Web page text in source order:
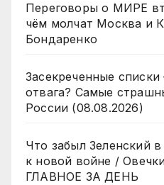
Переговоры о МИРЕ
чём молчат Москва и
Бондаренко
Засекреченные
отвага? Самые
России (08.08.2026)
Что забыл Зеленский
к новой войне /
ГЛАВНОЕ ЗА ДЕНЬ